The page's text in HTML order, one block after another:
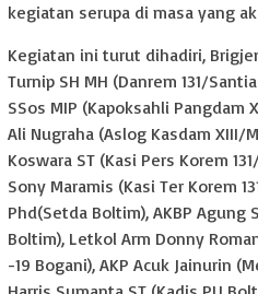
kegiatan serupa di masa yang
Kegiatan ini turut dihadiri,
Turnip SH MH (Danrem 131/
SSos MIP (Kapoksahli Pangdam
Ali Nugraha (Aslog Kasdam XIII/
Koswara ST (Kasi Pers Korem
Sony Maramis (Kasi Ter Korem
Phd(Setda Boltim), AKBP Agung
Boltim), Letkol Arm Donny
-19 Bogani), AKP Acuk Jainurin